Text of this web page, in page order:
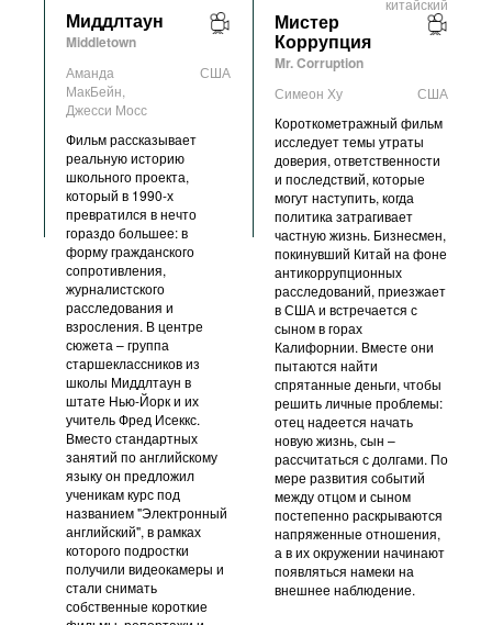
Миддлтаун
Middletown
Аманда
МакБейн,
Джесси Мосс
США
Фильм рассказывает
реальную историю
школьного проекта,
который в 1990-х
превратился в нечто
гораздо большее: в
форму гражданского
сопротивления,
журналистского
расследования и
взросления. В центре
сюжета – группа
старшеклассников из
школы Миддлтаун в
штате Нью-Йорк и их
учитель Фред Исеккс.
Вместо стандартных
занятий по английскому
языку он предложил
ученикам курс под
названием "Электронный
английский", в рамках
которого подростки
получили видеокамеры и
стали снимать
собственные короткие
китайский
Мистер
Коррупция
Mr. Corruption
Симеон Ху
США
Короткометражный фильм
исследует темы утраты
доверия, ответственности
и последствий, которые
могут наступить, когда
политика затрагивает
частную жизнь. Бизнесмен,
покинувший Китай на фоне
антикоррупционных
расследований, приезжает
в США и встречается с
сыном в горах
Калифорнии. Вместе они
пытаются найти
спрятанные деньги, чтобы
решить личные проблемы:
отец надеется начать
новую жизнь, сын –
рассчитаться с долгами. По
мере развития событий
между отцом и сыном
постепенно раскрываются
напряженные отношения,
а в их окружении начинают
появляться намеки на
внешнее наблюдение.